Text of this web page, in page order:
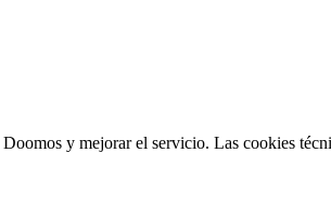
y mejorar el servicio. Las cookies